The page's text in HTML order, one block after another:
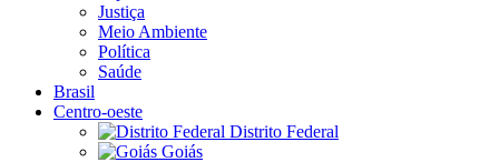
Justiça
Meio Ambiente
Política
Saúde
Brasil
Centro-oeste
Distrito Federal
Goiás